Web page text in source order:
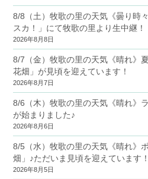
8/8（土）牧歌の里の天気《曇り時
スカ！」にて牧歌の里より生中継！
2026年8月8日
8/7（金）牧歌の里の天気《晴れ》
花畑」が見頃を迎えています！
2026年8月7日
8/6（木）牧歌の里の天気《晴れ》
が始まりました♪
2026年8月6日
8/5（水）牧歌の里の天気《晴れ》
畑」♪ただいま見頃を迎えています！
2026年8月5日